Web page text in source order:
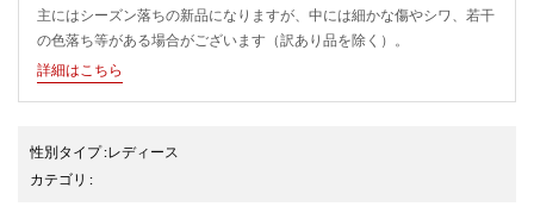
主にはシーズン落ちの新品になりますが、中には細かな傷やシワ、若干
の色落ち等がある場合がございます（訳あり品を除く）。
詳細はこちら
性別タイプ:レディース
カテゴリ :